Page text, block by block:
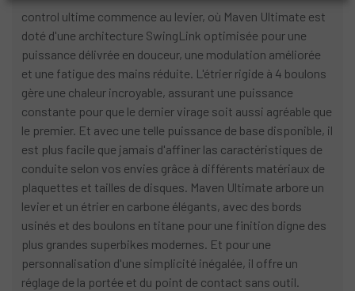
control ultime commence au levier, où Maven Ultimate est
doté d'une architecture SwingLink optimisée pour une
puissance délivrée en douceur, une modulation améliorée
et une fatigue des mains réduite. L'étrier rigide à 4 boulons
gère une chaleur incroyable, assurant une puissance
constante pour que le dernier virage soit aussi agréable que
le premier. Et avec une telle puissance de base disponible, il
est plus facile que jamais d'affiner las caractéristiques de
conduite selon vos envies grâce à différents matériaux de
plaquettes et tailles de disques. Maven Ultimate arbore un
levier et un étrier en carbone élégants, avec des bords
usinés et des boulons en titane pour une finition digne des
plus grandes superbikes modernes. Et pour une
personnalisation d'une simplicité inégalée, il offre un
réglage de la portée et du point de contact sans outil.